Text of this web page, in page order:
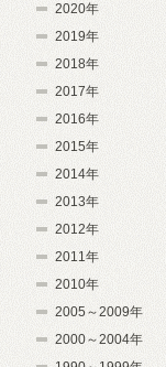
2020年
2019年
2018年
2017年
2016年
2015年
2014年
2013年
2012年
2011年
2010年
2005～2009年
2000～2004年